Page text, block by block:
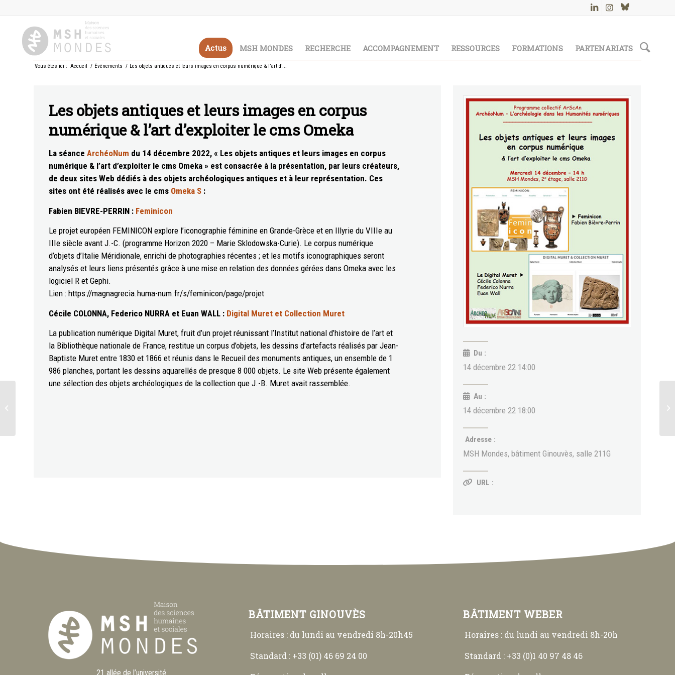
Actus MSH MONDES RECHERCHE ACCOMPAGNEMENT RESSOURCES FORMATIONS PARTENARIATS
Vous êtes ici : Accueil / Événements / Les objets antiques et leurs images en corpus numérique & l’art d’...
Les objets antiques et leurs images en corpus
numérique & l’art d’exploiter le cms Omeka
La séance ArchéoNum du 14 décembre 2022, « Les objets antiques et leurs images en corpus
numérique & l’art d’exploiter le cms Omeka » est consacrée à la présentation, par leurs créateurs,
de deux sites Web dédiés à des objets archéologiques antiques et à leur représentation. Ces
sites ont été réalisés avec le cms Omeka S :
Fabien BIEVRE-PERRIN : Feminicon
Le projet européen FEMINICON explore l’iconographie féminine en Grande-Grèce et en Illyrie du VIIIe au
IIIe siècle avant J.-C. (programme Horizon 2020 – Marie Sklodowska-Curie). Le corpus numérique
d’objets d’Italie Méridionale, enrichi de photographies récentes ; et les motifs iconographiques seront
analysés et leurs liens présentés grâce à une mise en relation des données gérées dans Omeka avec les
logiciel R et Gephi.
Lien : https://magnagrecia.huma-num.fr/s/feminicon/page/projet
Cécile COLONNA, Federico NURRA et Euan WALL : Digital Muret et Collection Muret
La publication numérique Digital Muret, fruit d’un projet réunissant l’Institut national d’histoire de l’art et
la Bibliothèque nationale de France, restitue un corpus d’objets, les dessins d’artefacts réalisés par Jean-
Baptiste Muret entre 1830 et 1866 et réunis dans le Recueil des monuments antiques, un ensemble de 1
986 planches, portant les dessins aquarellés de presque 8 000 objets. Le site Web présente également
une sélection des objets archéologiques de la collection que J.-B. Muret avait rassemblée.
Du :
14 décembre 22 14:00
Au :
14 décembre 22 18:00
Adresse :
MSH Mondes, bâtiment Ginouvès, salle 211G
URL :
21 allée de l’université
BÂTIMENT GINOUVÈS
Horaires : du lundi au vendredi 8h-20h45
Standard : +33 (01) 46 69 24 00
BÂTIMENT WEBER
Horaires : du lundi au vendredi 8h-20h
Standard : +33 (0)1 40 97 48 46